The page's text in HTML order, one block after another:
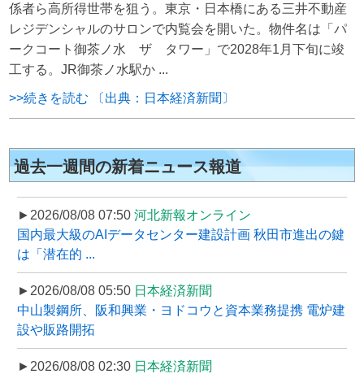
係者ら高所得世帯を狙う。東京・日本橋にある三井不動産
レジデンシャルのサロンで内覧会を開いた。物件名は「パ
ークコート御茶ノ水 ザ タワー」で2028年1月下旬に竣
工する。JR御茶ノ水駅か ...
>>続きを読む 〔出典：日本経済新聞〕
過去一週間の新着ニュース報道
►2026/08/08 07:50 河北新報オンライン
国内最大級のAIデータセンター建設計画 秋田市進出の鍵
は「潜在的 ...
►2026/08/08 05:50 日本経済新聞
中山製鋼所、阪和興業・ヨドコウと資本業務提携 電炉建
設や販路開拓
►2026/08/08 02:30 日本経済新聞